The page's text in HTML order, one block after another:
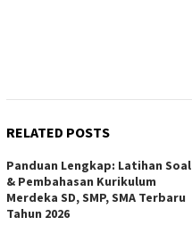
RELATED POSTS
Panduan Lengkap: Latihan Soal
& Pembahasan Kurikulum
Merdeka SD, SMP, SMA Terbaru
Tahun 2026